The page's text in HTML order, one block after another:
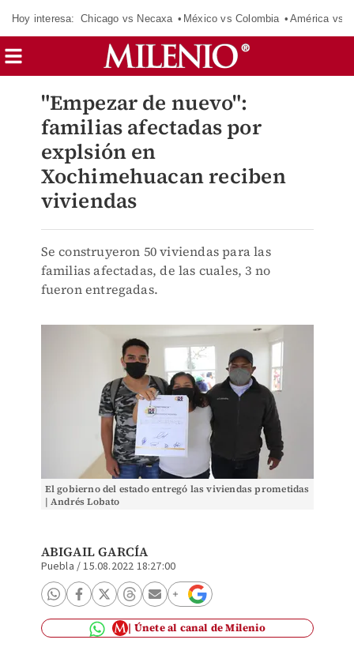
Hoy interesa: Chicago vs Necaxa México vs Colombia América vs
"Empezar de nuevo":
familias afectadas por
explsión en
Xochimehuacan reciben
viviendas
Se construyeron 50 viviendas para las
familias afectadas, de las cuales, 3 no
fueron entregadas.
El gobierno del estado entregó las viviendas prometidas
| Andrés Lobato
ABIGAIL GARCÍA
Puebla /15.08.2022 18:27:00
Únete al canal de Milenio